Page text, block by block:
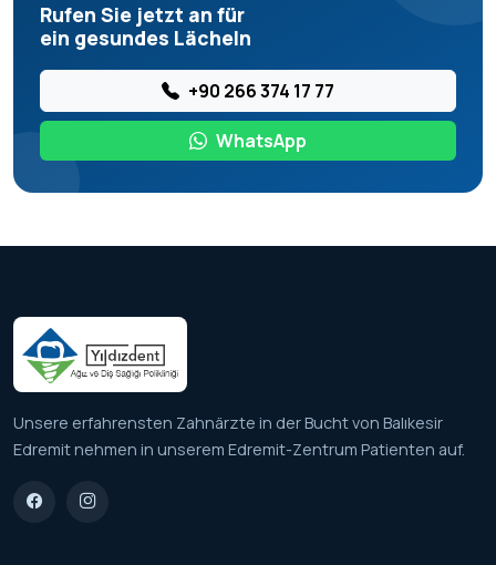
Rufen Sie jetzt an für
ein gesundes Lächeln
+90 266 374 17 77
WhatsApp
Unsere erfahrensten Zahnärzte in der Bucht von Balıkesir
Edremit nehmen in unserem Edremit-Zentrum Patienten auf.